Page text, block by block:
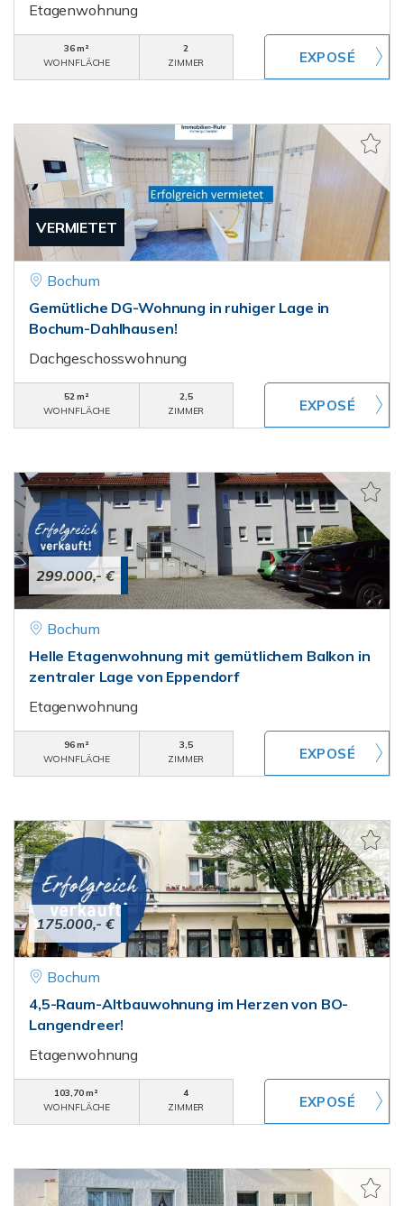
Etagenwohnung
36 m²
WOHNFLÄCHE
2
ZIMMER
VERMIETET
Bochum
Gemütliche DG-Wohnung in ruhiger Lage in
Bochum-Dahlhausen!
Dachgeschosswohnung
52 m²
WOHNFLÄCHE
2,5
ZIMMER
299.000,- €
Bochum
Helle Etagenwohnung mit gemütlichem Balkon in
zentraler Lage von Eppendorf
Etagenwohnung
96 m²
WOHNFLÄCHE
3,5
ZIMMER
175.000,- €
Bochum
4,5-Raum-Altbauwohnung im Herzen von BO-
Langendreer!
Etagenwohnung
103,70 m²
WOHNFLÄCHE
4
ZIMMER